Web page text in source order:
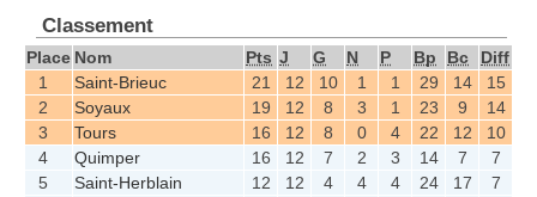
Classement
Place Nom Pts J G N P Bp Bc
Diff
1
Saint-Brieuc 21 12 10 1 1 29 14
15
2
Soyaux 19 12 8 3 1 23 9
14
3
Tours 16 12 8 0 4 22 12
10
4
Quimper 16 12 7 2 3 14 7
7
5
Saint-Herblain 12 12 4 4 4 24 17
7